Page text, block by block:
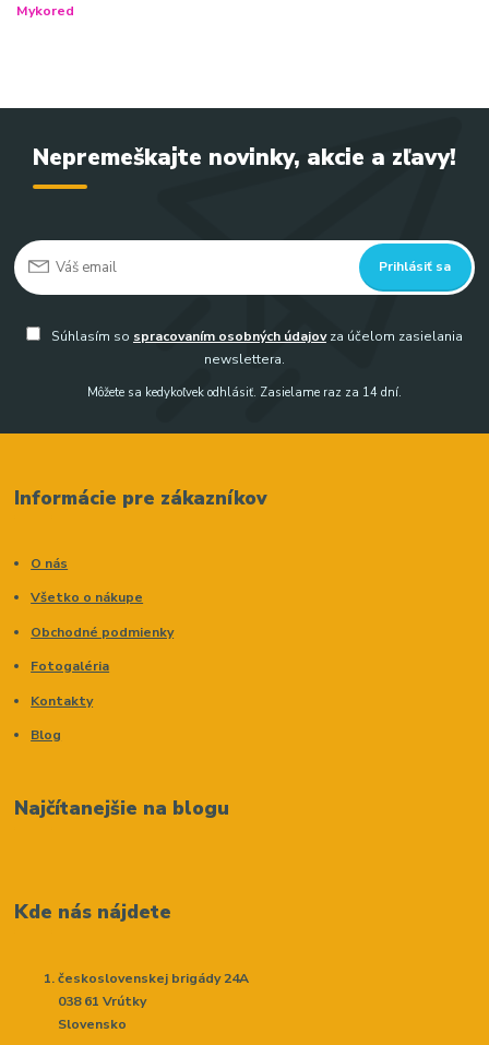
Mykored
Nepremeškajte novinky, akcie a zľavy!
Prihlásiť sa
Súhlasím so spracovaním osobných údajovza účelom zasielania
newslettera.
Môžete sa kedykoľvek odhlásiť. Zasielame raz za 14 dní.
Informácie pre zákazníkov
O nás
Všetko o nákupe
Obchodné podmienky
Fotogaléria
Kontakty
Blog
Najčítanejšie na blogu
Kde nás nájdete
československej brigády 24A
038 61 Vrútky
Slovensko